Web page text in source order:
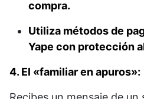
compra.
Utiliza métodos de
Yape con protección
4. El «familiar en apuros»: